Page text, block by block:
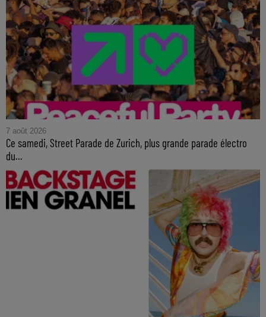
7 août 2026
Ce samedi, Street Parade de Zurich, plus grande parade électro
du...